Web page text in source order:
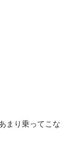
まり乗ってこな